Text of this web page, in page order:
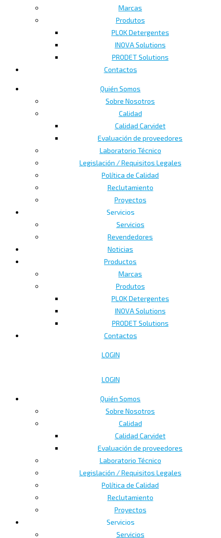
Marcas
Produtos
PLOK Detergentes
INOVA Solutions
PRODET Solutions
Contactos
Quién Somos
Sobre Nosotros
Calidad
Calidad Carvidet
Evaluación de proveedores
Laboratorio Técnico
Legislación / Requisitos Legales
Política de Calidad
Reclutamiento
Proyectos
Servicios
Servicios
Revendedores
Noticias
Productos
Marcas
Produtos
PLOK Detergentes
INOVA Solutions
PRODET Solutions
Contactos
LOGIN
LOGIN
Quién Somos
Sobre Nosotros
Calidad
Calidad Carvidet
Evaluación de proveedores
Laboratorio Técnico
Legislación / Requisitos Legales
Política de Calidad
Reclutamiento
Proyectos
Servicios
Servicios